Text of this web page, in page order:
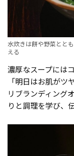
水炊きは餅や野菜とと
える
濃厚なスープには
「明日はお肌が
リブランディング
りと調理を学び、